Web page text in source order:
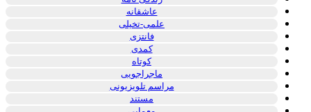
عاشقانه
علمی-تخیلی
فانتزی
کمدی
کوتاه
ماجراجویی
مراسم تلویزیونی
مستند